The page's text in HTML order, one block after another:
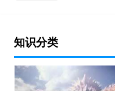
知识分类